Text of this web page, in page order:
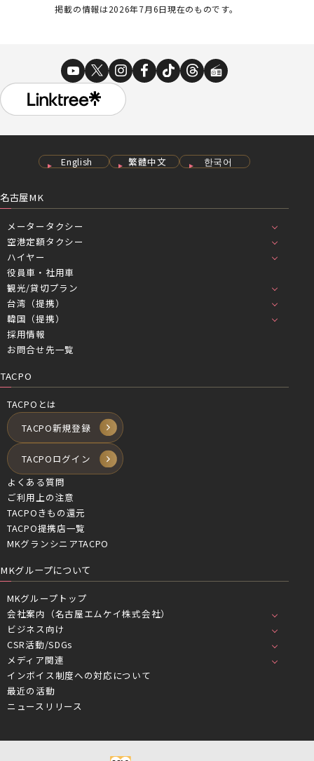
掲載の情報は2026年7月6日現在のものです。
English 繁體中文 한국어
名古屋MK
メータータクシー
空港定額タクシー
ハイヤー
役員車・社用車
観光/貸切プラン
台湾（提携）
韓国（提携）
採用情報
お問合せ先一覧
TACPO
TACPOとは
TACPO新規登録
TACPOログイン
よくある質問
ご利用上の注意
TACPOきもの還元
TACPO提携店一覧
MKグランシニアTACPO
MKグループについて
MKグループトップ
会社案内（名古屋エムケイ株式会社）
ビジネス向け
CSR活動/SDGs
メディア関連
インボイス制度への対応について
最近の活動
ニュースリリース